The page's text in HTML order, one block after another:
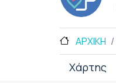
ΑΡΧΙΚΗ
Χάρτης